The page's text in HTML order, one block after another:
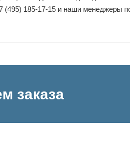
(495) 185-17-15 и наши менеджеры
заказа